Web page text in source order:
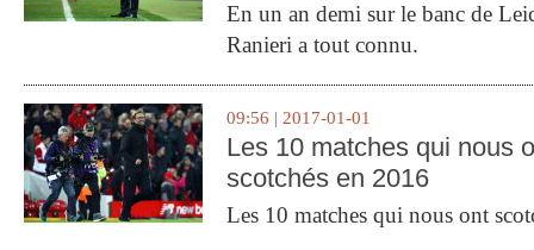
En un an demi sur le banc de
Ranieri a tout connu.
09:56 | 2017-01-01
Les 10 matches qui nous
scotchés en 2016
Les 10 matches qui nous ont